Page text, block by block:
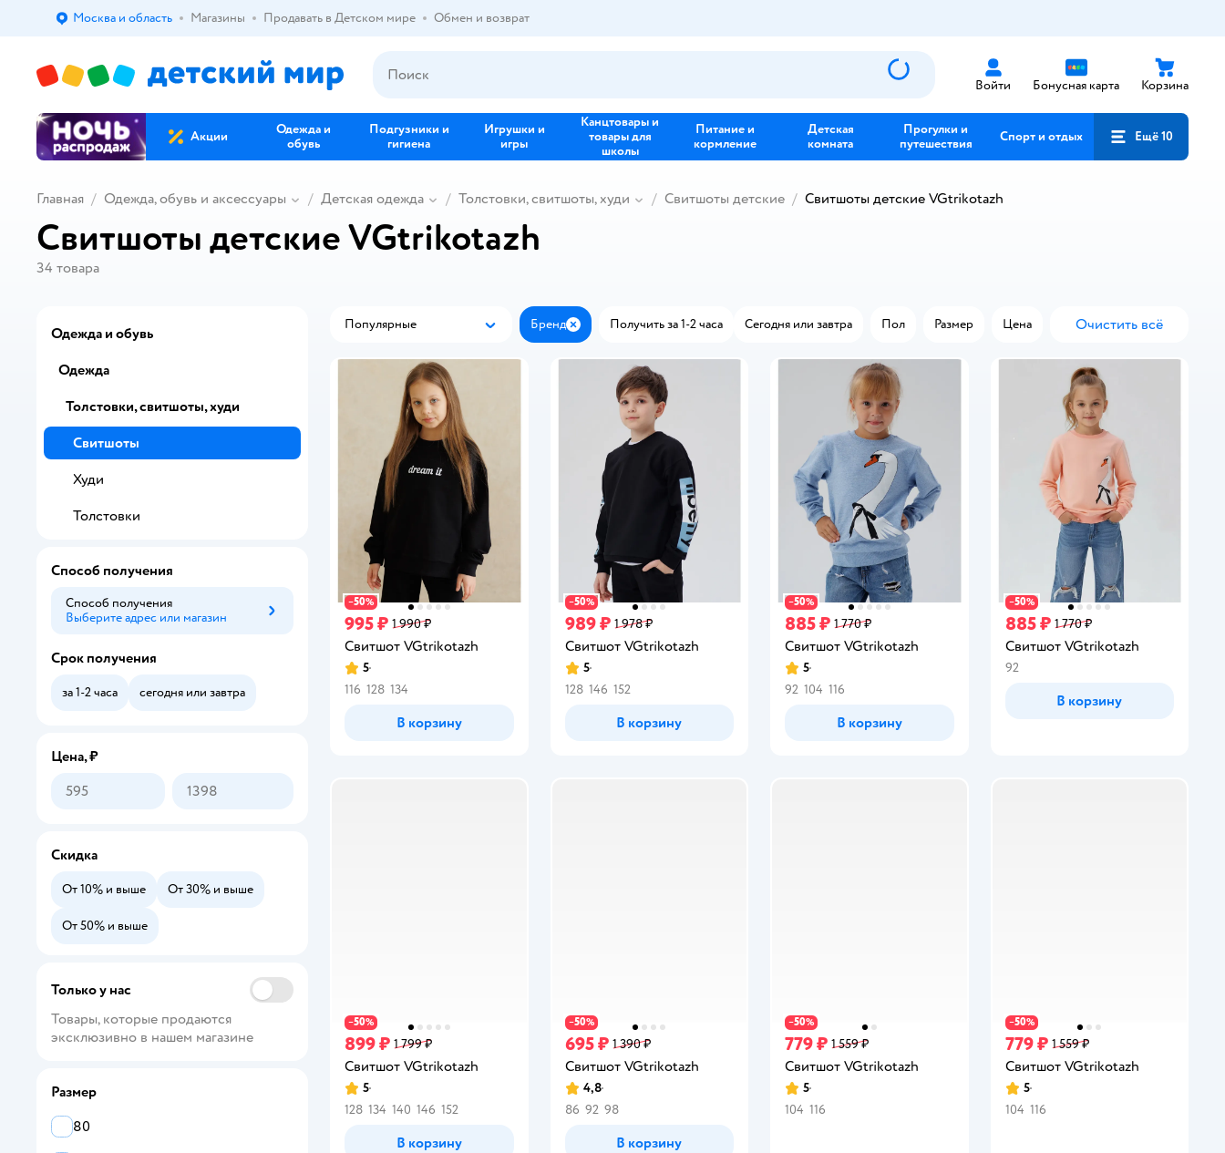
Выбор адреса доставки.
Москва и область Магазины Продавать в Детском мире Обмен и возврат
Войти Бонусная карта Корзина
Акции
Одежда и
обувь
Подгузники и
гигиена
Игрушки и
игры
Канцтовары и
товары для
школы
Питание и
кормление
Детская
комната
Прогулки и
путешествия
Спорт и отдых Ещё 10
Главная Одежда, обувь и аксессуары Детская одежда Толстовки, свитшоты, худи Свитшоты детские Свитшоты детские VGtrikotazh
Свитшоты детские VGtrikotazh
34 товара
Популярные
Популярные Бренд ЗакрытьПолучить за 1-2 часа Сегодня или завтра Пол Размер Цена Очистить всё
−50%
995 ₽ 1 990 ₽
Свитшот VGtrikotazh
Рейтинг:
5
116 128 134
В корзину
−50%
989 ₽ 1 978 ₽
Свитшот VGtrikotazh
Рейтинг:
5
128 146 152
В корзину
−50%
885 ₽ 1 770 ₽
Свитшот VGtrikotazh
Рейтинг:
5
92 104 116
В корзину
−50%
885 ₽ 1 770 ₽
Свитшот VGtrikotazh
92
В корзину
−50%
899 ₽ 1 799 ₽
Свитшот VGtrikotazh
Рейтинг:
5
128 134 140 146 152
В корзину
−50%
695 ₽ 1 390 ₽
Свитшот VGtrikotazh
Рейтинг:
4,8
86 92 98
В корзину
−50%
779 ₽ 1 559 ₽
Свитшот VGtrikotazh
Рейтинг:
5
104 116
−50%
779 ₽ 1 559 ₽
Свитшот VGtrikotazh
Рейтинг:
5
104 116
Одежда и обувь
Одежда
Толстовки, свитшоты, худи
Свитшоты
Худи
Толстовки
Способ получения
Способ получения
Выберите адрес или магазин
Способ получения
Срок получения
за 1-2 часа сегодня или завтра
Цена, ₽
Скидка
От 10% и выше От 30% и выше
От 50% и выше
Только у нас
Товары, которые продаются
эксклюзивно в нашем магазине
Размер
80